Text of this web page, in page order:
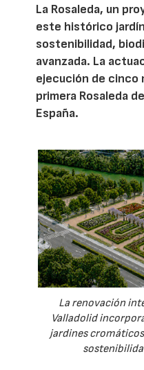
La Rosaleda, un
este histórico
sostenibilidad,
avanzada. La
ejecución de cinco
primera Rosaleda
España.
La renovación
Valladolid
jardines